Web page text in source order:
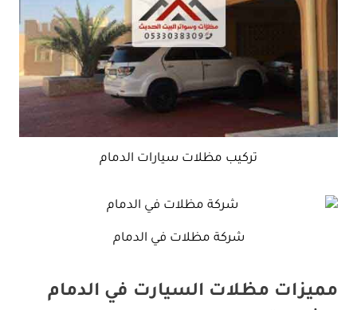
تركيب مظلات سيارات الدمام
شركة مظلات في الدمام
مميزات مظلات السيارت في الدمام